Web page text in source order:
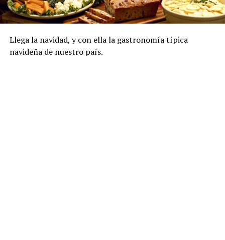
Llega la navidad, y con ella la gastronomía típica
navideña de nuestro país.